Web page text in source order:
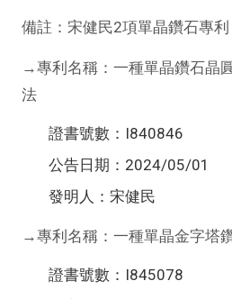
備註：宋健民2項單晶鑽石專利
→專利名稱：一種單晶鑽石晶
法
證書號數：I840846
公告日期：2024/05/01
發明人：宋健民
→專利名稱：一種單晶金字塔
證書號數：I845078